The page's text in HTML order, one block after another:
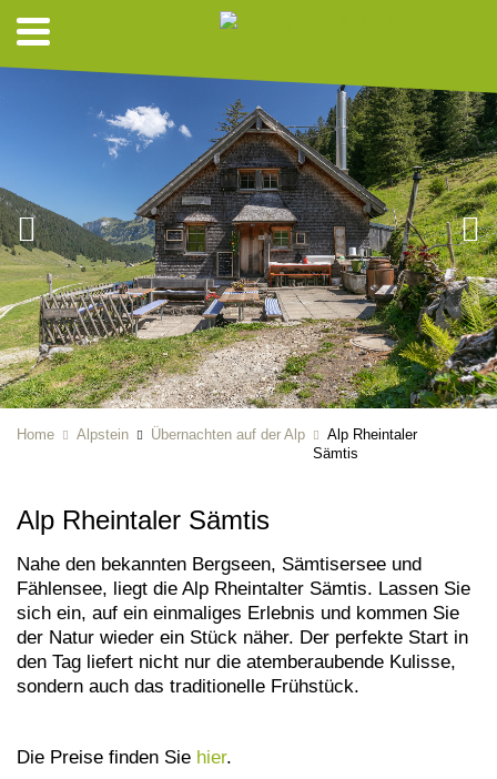
Home Alpstein Übernachten auf der Alp
Alp Rheintaler
Sämtis
Alp Rheintaler Sämtis
Nahe den bekannten Bergseen, Sämtisersee und
Fählensee, liegt die Alp Rheintalter Sämtis. Lassen Sie
sich ein, auf ein einmaliges Erlebnis und kommen Sie
der Natur wieder ein Stück näher. Der perfekte Start in
den Tag liefert nicht nur die atemberaubende Kulisse,
sondern auch das traditionelle Frühstück.
Die Preise finden Sie hier.